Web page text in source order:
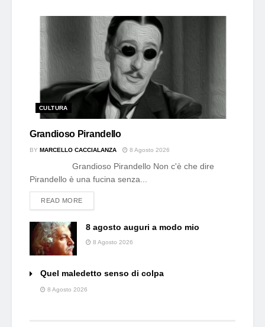
CULTURA
Grandioso Pirandello
BY MARCELLO CACCIALANZA 8 Agosto 2026
Grandioso Pirandello Non c'è che dire
Pirandello è una fucina senza...
READ MOREDETAILS
8 agosto auguri a modo mio
8 Agosto 2026
Quel maledetto senso di colpa
8 Agosto 2026